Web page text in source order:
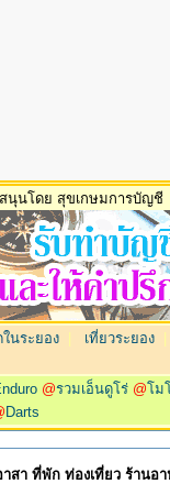
นุนโดย สุขเกษมการบัญชี
ในระยอง เที่ยวระยอง
@รวมเอ็นดูโร่ @โม
Darts
สา ที่พัก ท่องเที่ยว ร้านอ